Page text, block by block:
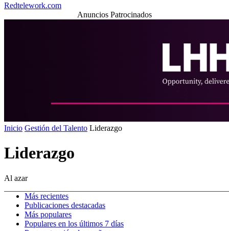
Redtelework.com
Anuncios Patrocinados
Inicio Gestión del Talento Liderazgo
Liderazgo
Al azar
Más recientes
Publicaciones destacadas
Más populares
Populares en los últimos 7 días